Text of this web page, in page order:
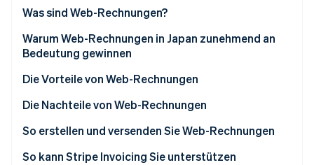
Stripe-Sessions 2026
Erfahren Sie, wie Stripe Lösungen für die
Was sind Web-Rechnungen?
Warum Web-Rechnungen in Japan zunehmend an
Bedeutung gewinnen
Einhaltung des Gesetzes zur Aufbewahrung
Die Vorteile von Web-Rechnungen
Papierloses Arbeiten senkt Kosten
Das Risiko von Dokumentenverlusten und
Die Nachteile von Web-Rechnungen
Einige Geschäftspartner können keine Web-
So erstellen und versenden Sie Web-Rechnungen
So kann Stripe Invoicing Sie unterstützen